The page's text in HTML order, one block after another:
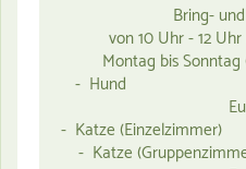
Bring-
von 10 Uhr - 12
Montag bis
-
- Katze
- Katze